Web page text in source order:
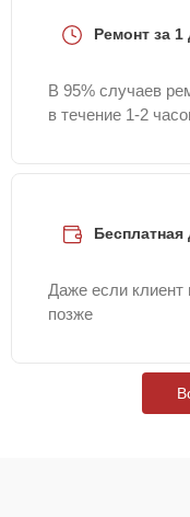
Ремонт за 1
В 95% случаев
в течение 1-2
Бесплатная
Даже если
позже